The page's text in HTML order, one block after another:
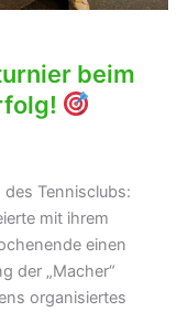
beim
Tennisclubs:
mit ihrem
einen
der „Macher“
organisiertes